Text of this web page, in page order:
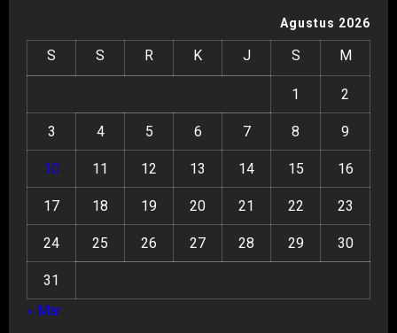
Agustus 2026
S S R K J S M
1 2
3 4 5 6 7 8 9
10 11 12 13 14 15 16
17 18 19 20 21 22 23
24 25 26 27 28 29 30
31
« Mar